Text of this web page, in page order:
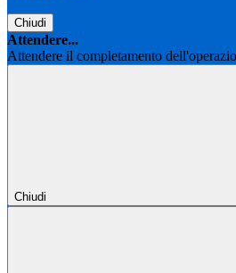
Chiudi
Attendere...
Attendere il completamento
Chiudi